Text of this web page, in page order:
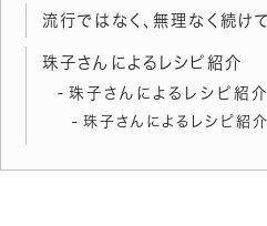
流行ではなく、無理なく続け
珠子さんによるレシピ紹介
珠子さんによるレシピ紹介
珠子さんによるレシピ紹介